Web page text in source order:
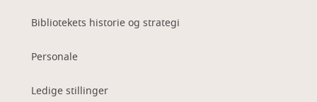
Bibliotekets historie og strategi
Personale
Ledige stillinger